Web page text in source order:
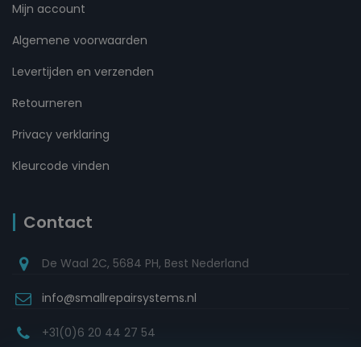
Mijn account
Algemene voorwaarden
Levertijden en verzenden
Retourneren
Privacy verklaring
Kleurcode vinden
Contact
De Waal 2C, 5684 PH, Best Nederland
info@smallrepairsystems.nl
+31(0)6 20 44 27 54